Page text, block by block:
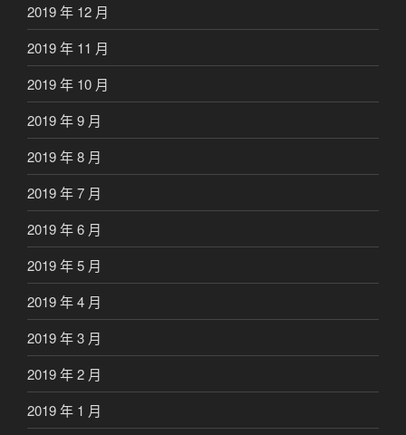
2019 年 12 月
2019 年 11 月
2019 年 10 月
2019 年 9 月
2019 年 8 月
2019 年 7 月
2019 年 6 月
2019 年 5 月
2019 年 4 月
2019 年 3 月
2019 年 2 月
2019 年 1 月